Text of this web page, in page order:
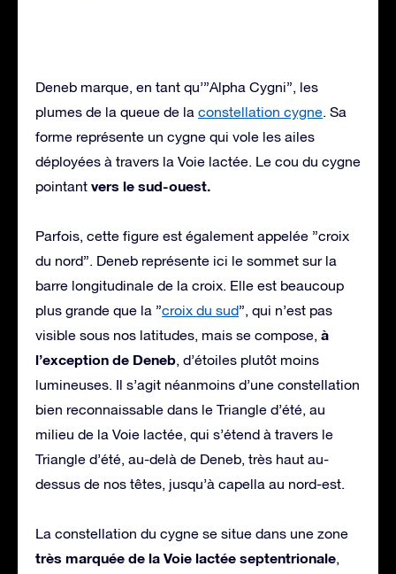
Deneb marque, en tant qu’”Alpha Cygni”, les
plumes de la queue de la constellation cygne. Sa
forme représente un cygne qui vole les ailes
déployées à travers la Voie lactée. Le cou du cygne
pointant vers le sud-ouest.
Parfois, cette figure est également appelée ”croix
du nord”. Deneb représente ici le sommet sur la
barre longitudinale de la croix. Elle est beaucoup
plus grande que la ”croix du sud”, qui n’est pas
visible sous nos latitudes, mais se compose, à
l’exception de Deneb, d’étoiles plutôt moins
lumineuses. Il s’agit néanmoins d’une constellation
bien reconnaissable dans le Triangle d’été, au
milieu de la Voie lactée, qui s’étend à travers le
Triangle d’été, au-delà de Deneb, très haut au-
dessus de nos têtes, jusqu’à capella au nord-est.
La constellation du cygne se situe dans une zone
très marquée de la Voie lactée septentrionale,